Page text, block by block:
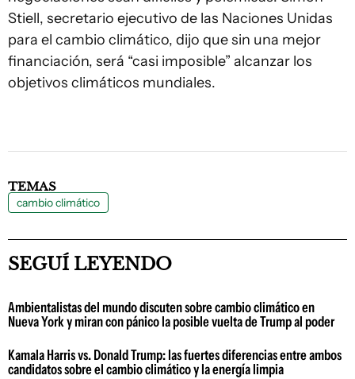
Stiell, secretario ejecutivo de las Naciones Unidas
para el cambio climático, dijo que sin una mejor
financiación, será “casi imposible” alcanzar los
objetivos climáticos mundiales.
TEMAS
cambio climático
SEGUÍ LEYENDO
Ambientalistas del mundo discuten sobre cambio climático en
Nueva York y miran con pánico la posible vuelta de Trump al poder
Kamala Harris vs. Donald Trump: las fuertes diferencias entre ambos
candidatos sobre el cambio climático y la energía limpia